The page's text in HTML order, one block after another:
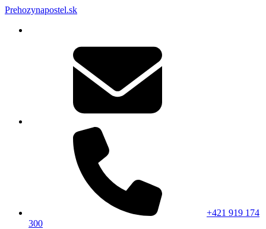
Prehozynapostel.sk
+421 919 174
300